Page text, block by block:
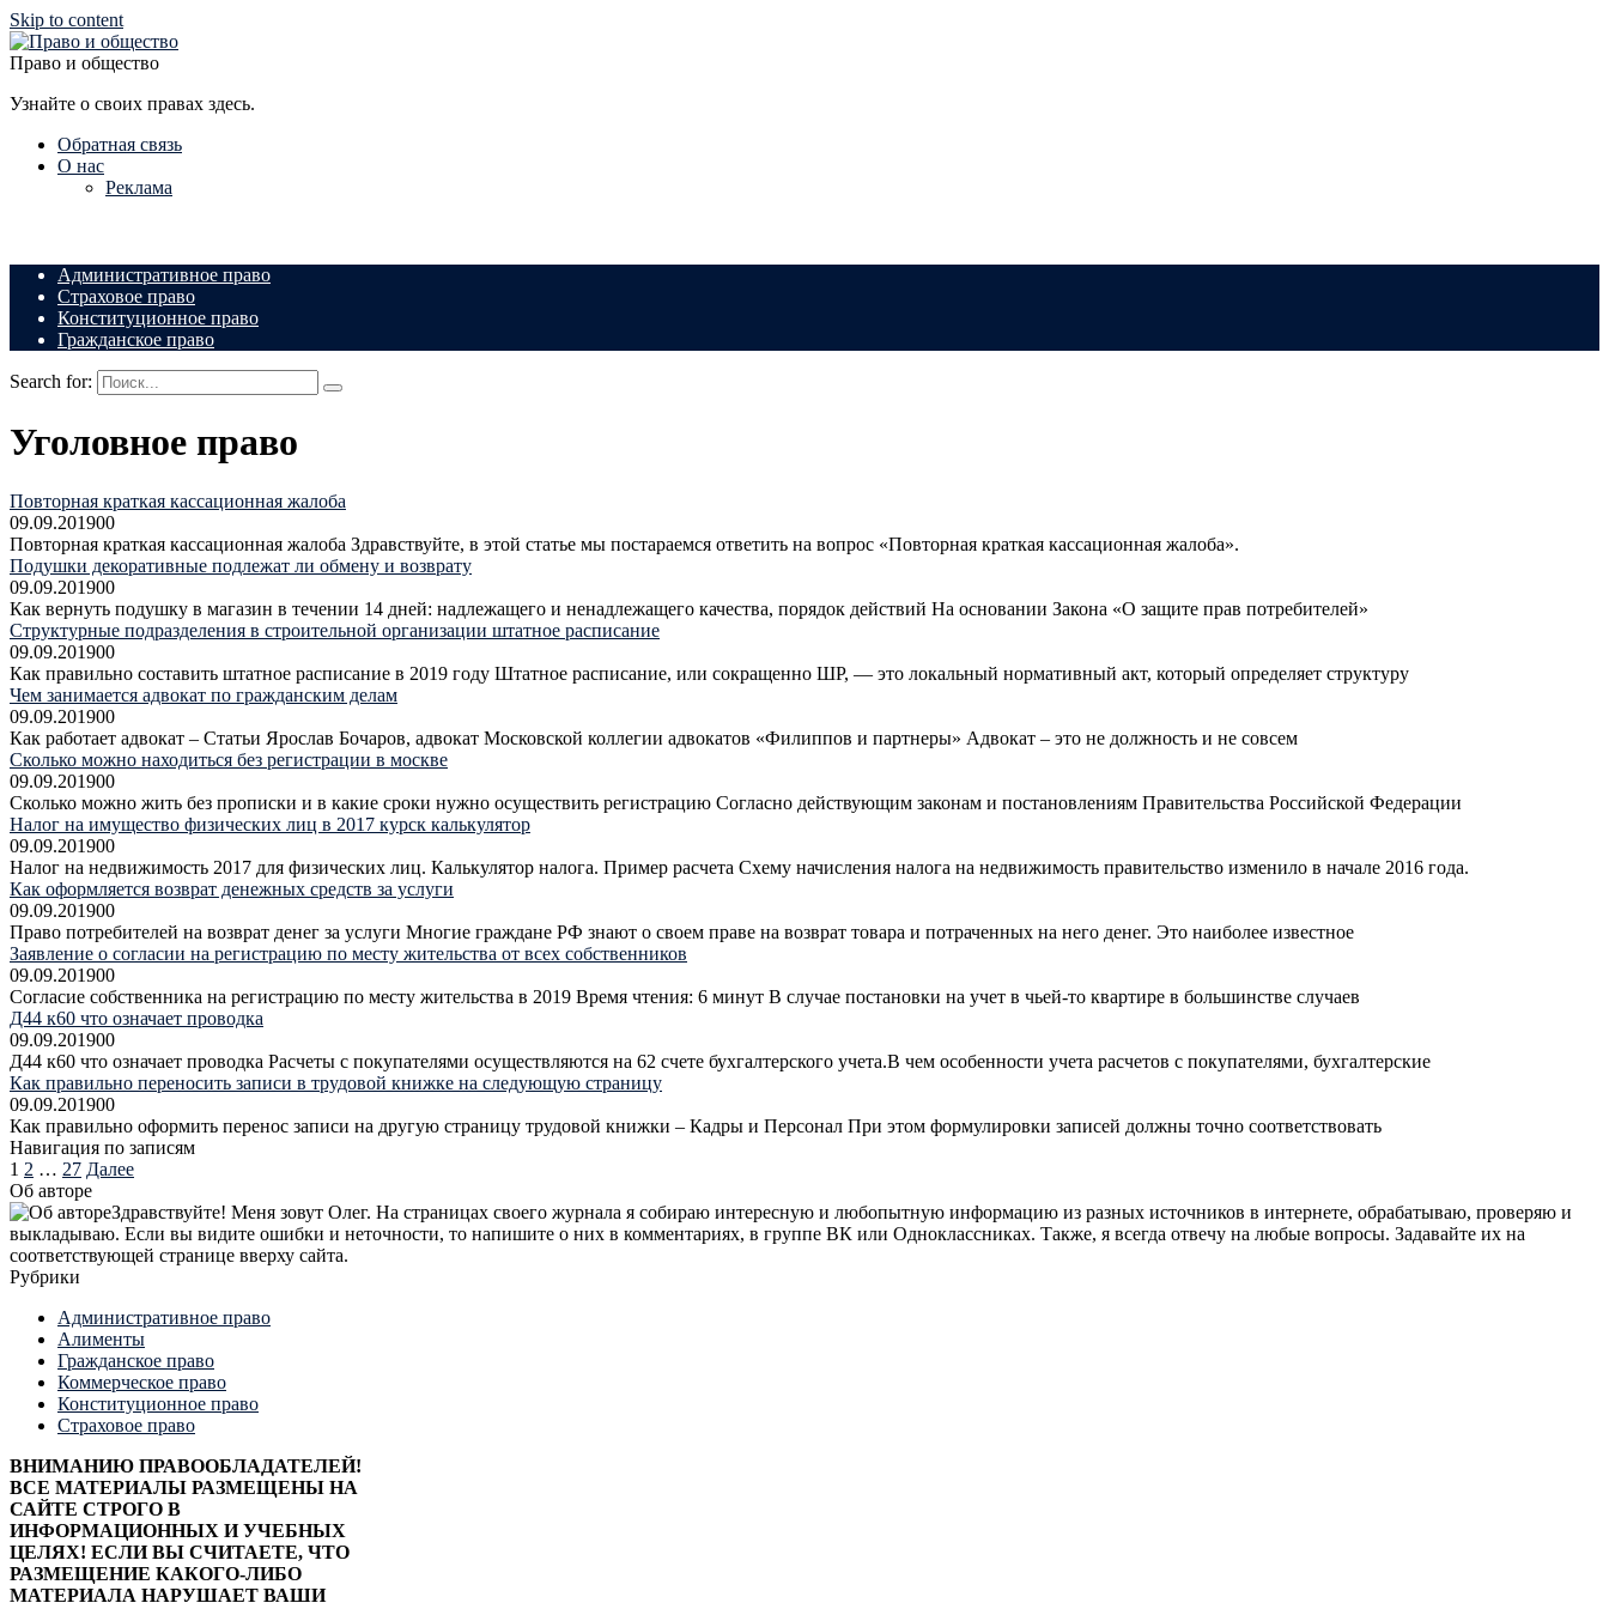
Skip to content
Право и общество
Узнайте о своих правах здесь.
Обратная связь
О нас
Реклама
Административное право
Страховое право
Конституционное право
Гражданское право
Search for:
Уголовное право
Повторная краткая кассационная жалоба
09.09.201900
Повторная краткая кассационная жалоба Здравствуйте, в этой статье мы постараемся ответить на вопрос «Повторная краткая кассационная жалоба».
Подушки декоративные подлежат ли обмену и возврату
09.09.201900
Как вернуть подушку в магазин в течении 14 дней: надлежащего и ненадлежащего качества, порядок действий На основании Закона «О защите прав потребителей»
Структурные подразделения в строительной организации штатное расписание
09.09.201900
Как правильно составить штатное расписание в 2019 году Штатное расписание, или сокращенно ШР, — это локальный нормативный акт, который определяет структуру
Чем занимается адвокат по гражданским делам
09.09.201900
Как работает адвокат – Статьи Ярослав Бочаров, адвокат Московской коллегии адвокатов «Филиппов и партнеры» Адвокат – это не должность и не совсем
Сколько можно находиться без регистрации в москве
09.09.201900
Сколько можно жить без прописки и в какие сроки нужно осуществить регистрацию Согласно действующим законам и постановлениям Правительства Российской Федерации
Налог на имущество физических лиц в 2017 курск калькулятор
09.09.201900
Налог на недвижимость 2017 для физических лиц. Калькулятор налога. Пример расчета Схему начисления налога на недвижимость правительство изменило в начале 2016 года.
Как оформляется возврат денежных средств за услуги
09.09.201900
Право потребителей на возврат денег за услуги Многие граждане РФ знают о своем праве на возврат товара и потраченных на него денег. Это наиболее известное
Заявление о согласии на регистрацию по месту жительства от всех собственников
09.09.201900
Согласие собственника на регистрацию по месту жительства в 2019 Время чтения: 6 минут В случае постановки на учет в чьей-то квартире в большинстве случаев
Д44 к60 что означает проводка
09.09.201900
Д44 к60 что означает проводка Расчеты с покупателями осуществляются на 62 счете бухгалтерского учета.В чем особенности учета расчетов с покупателями, бухгалтерские
Как правильно переносить записи в трудовой книжке на следующую страницу
09.09.201900
Как правильно оформить перенос записи на другую страницу трудовой книжки – Кадры и Персонал При этом формулировки записей должны точно соответствовать
Навигация по записям
1 2 … 27 Далее
Об авторе
Здравствуйте! Меня зовут Олег. На страницах своего журнала я собираю интересную и любопытную информацию из разных источников в интернете, обрабатываю, проверяю и
выкладываю. Если вы видите ошибки и неточности, то напишите о них в комментариях, в группе ВК или Одноклассниках. Также, я всегда отвечу на любые вопросы. Задавайте их на
соответствующей странице вверху сайта.
Рубрики
Административное право
Алименты
Гражданское право
Коммерческое право
Конституционное право
Страховое право
ВНИМАНИЮ ПРАВООБЛАДАТЕЛЕЙ!
ВСЕ МАТЕРИАЛЫ РАЗМЕЩЕНЫ НА
САЙТЕ СТРОГО В
ИНФОРМАЦИОННЫХ И УЧЕБНЫХ
ЦЕЛЯХ! ЕСЛИ ВЫ СЧИТАЕТЕ, ЧТО
РАЗМЕЩЕНИЕ КАКОГО-ЛИБО
МАТЕРИАЛА НАРУШАЕТ ВАШИ